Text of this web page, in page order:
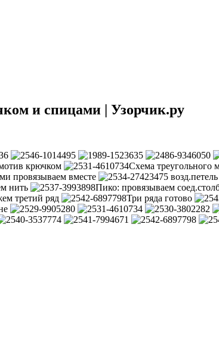
и спицами | Узорчик.ру
крючком
Схема треугольного
провязываем вместе
5
нить
Пико: провязываем
третий ряд Три ряда готово